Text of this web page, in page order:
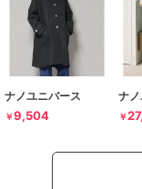
ナノユニバース
￥9,504
ナ
￥